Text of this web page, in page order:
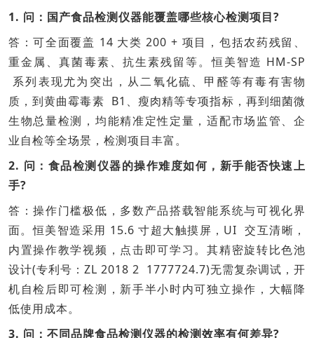
1. 问：国产食品检测仪器能覆盖哪些核心检测项目?
答：可全面覆盖 14 大类 200 + 项目，包括农药残留、
重金属、真菌毒素、抗生素残留等。恒美智造 HM-SP
系列表现尤为突出，从二氧化硫、甲醛等有毒有害物
质，到黄曲霉毒素 B1、瘦肉精等专项指标，再到细菌微
生物总量检测，均能精准定性定量，适配市场监管、企
业自检等全场景，检测项目丰富。
2. 问：食品检测仪器的操作难度如何，新手能否快速上
手?
答：操作门槛极低，多数产品搭载智能系统与可视化界
面。恒美智造采用 15.6 寸超大触摸屏，UI 交互清晰，
内置操作教学视频，点击即可学习。其精密旋转比色池
设计(专利号：ZL 2018 2 1777724.7)无需复杂调试，开
机自检后即可检测，新手半小时内可独立操作，大幅降
低使用成本。
3. 问：不同品牌食品检测仪器的检测效率有何差异?